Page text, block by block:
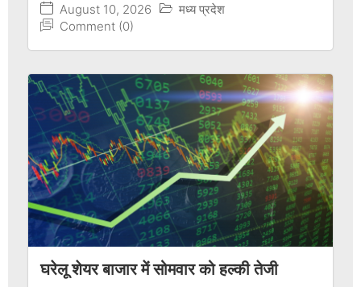
August 10, 2026
मध्य प्रदेश
Comment (0)
घरेलू शेयर बाजार में सोमवार को हल्की तेजी